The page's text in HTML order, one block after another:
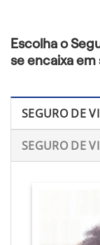
Escolha o
se encaixa em
SEGURO DE
SEGURO DE